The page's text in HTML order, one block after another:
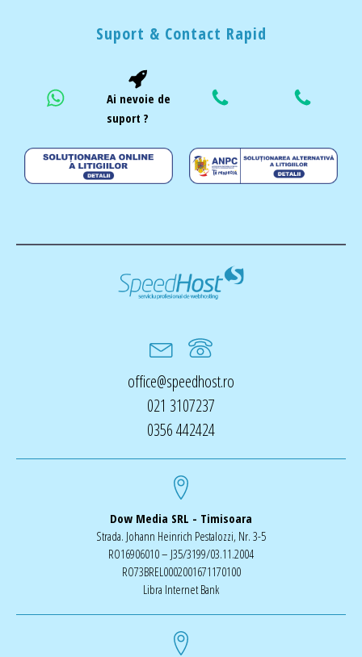
Suport & Contact Rapid
Ai nevoie de
suport ?
office@speedhost.ro
021 3107237
0356 442424
Dow Media SRL - Timisoara
Strada. Johann Heinrich Pestalozzi, Nr. 3-5
RO16906010 – J35/3199/03.11.2004
RO73BREL0002001671170100
Libra Internet Bank